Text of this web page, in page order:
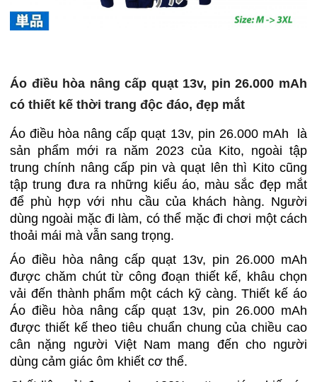
Áo điều hòa nâng cấp quạt 13v, pin 26.000 mAh
có thiết kế thời trang độc đáo, đẹp mắt
Áo điều hòa nâng cấp quạt 13v, pin 26.000 mAh là
sản phẩm mới ra năm 2023 của Kito, ngoài tập
trung chính nâng cấp pin và quạt lên thì Kito cũng
tập trung đưa ra những kiểu áo, màu sắc đẹp mắt
để phù hợp với nhu cầu của khách hàng. Người
dùng ngoài mặc đi làm, có thể mặc đi chơi một cách
thoải mái mà vẫn sang trọng.
Áo điều hòa nâng cấp quạt 13v, pin 26.000 mAh
được chăm chút từ công đoạn thiết kế, khâu chọn
vải đến thành phẩm một cách kỹ càng. Thiết kế áo
Áo điều hòa nâng cấp quạt 13v, pin 26.000 mAh
được thiết kế theo tiêu chuẩn chung của chiều cao
cân nặng người Việt Nam mang đến cho người
dùng cảm giác ôm khiết cơ thể.